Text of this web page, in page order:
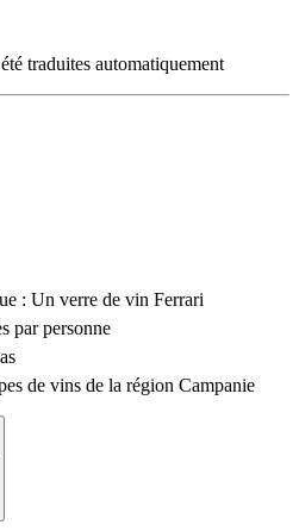
traduites automatiquement
: Un verre de vin Ferrari
par personne
de vins de la région Campanie